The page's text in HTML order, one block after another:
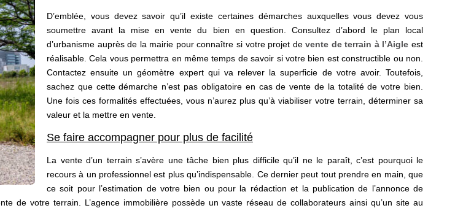
D’emblée, vous devez savoir qu’il existe certaines démarches auxquelles vous devez vous
soumettre avant la mise en vente du bien en question. Consultez d’abord le plan local
d’urbanisme auprès de la mairie pour connaître si votre projet devente de terrain à l’Aigle est
réalisable. Cela vous permettra en même temps de savoir si votre bien est constructible ou non.
Contactez ensuite un géomètre expert qui va relever la superficie de votre avoir. Toutefois,
sachez que cette démarche n’est pas obligatoire en cas de vente de la totalité de votre bien.
Une fois ces formalités effectuées, vous n’aurez plus qu’à viabiliser votre terrain, déterminer sa
valeur et la mettre en vente.
Se faire accompagner pour plus de facilité
La vente d’un terrain s’avère une tâche bien plus difficile qu’il ne le paraît, c’est pourquoi le
recours à un professionnel est plus qu’indispensable. Ce dernier peut tout prendre en main, que
ce soit pour l’estimation de votre bien ou pour la rédaction et la publication de l’annonce de
de votre terrain. L’agence immobilière possède un vaste réseau de collaborateurs ainsi qu’un site au